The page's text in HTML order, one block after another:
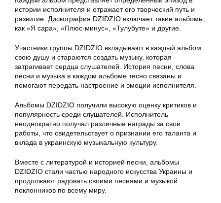
истории исполнителя и отражает его творческий путь и
развитие. Дискография DZIDZIO включает такие альбомы,
как «Я сара», «Плюс-минус», «Тулубуте» и другие.
Участники группы DZIDZIO вкладывают в каждый альбом
свою душу и стараются создать музыку, которая
затрагивает сердца слушателей. История песни, слова
песни и музыка в каждом альбоме тесно связаны и
помогают передать настроение и эмоции исполнителя.
Альбомы DZIDZIO получили высокую оценку критиков и
популярность среди слушателей. Исполнитель
неоднократно получал различные награды за свои
работы, что свидетельствует о признании его таланта и
вклада в украинскую музыкальную культуру.
Вместе с литературой и историей песни, альбомы
DZIDZIO стали частью народного искусства Украины и
продолжают радовать своими песнями и музыкой
поклонников по всему миру.